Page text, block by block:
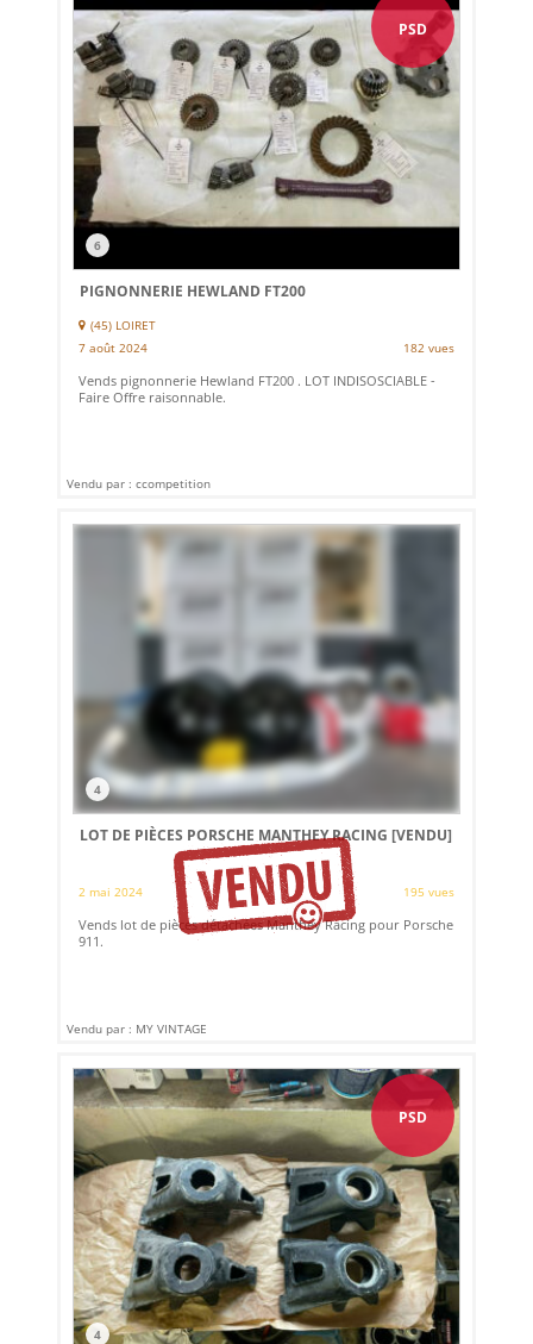
PSD
6
PIGNONNERIE HEWLAND FT200
(45) LOIRET
7 août 2024
182 vues
Vends pignonnerie Hewland FT200 . LOT INDISOSCIABLE -
Faire Offre raisonnable.
Vendu par : ccompetition
4
LOT DE PIÈCES PORSCHE MANTHEY RACING [VENDU]
2 mai 2024 195 vues
Vends lot de pièces détachées Manthey Racing pour Porsche
911.
Vendu par : MY VINTAGE
PSD
4